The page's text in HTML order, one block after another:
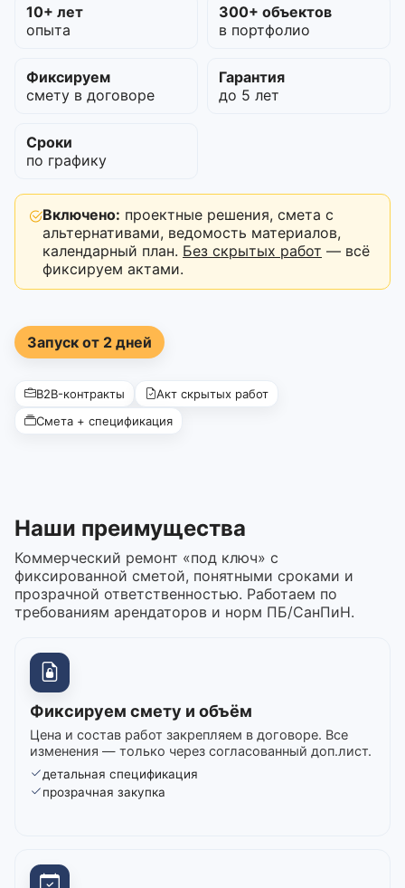
10+ лет
опыта
300+ объектов
в портфолио
Фиксируем
смету в договоре
Гарантия
до 5 лет
Сроки
по графику
Включено: проектные решения, смета с
альтернативами, ведомость материалов,
календарный план. Без скрытых работ — всё
фиксируем актами.
Запуск от 2 дней
B2B-контракты
Акт скрытых работ
Смета + спецификация
Наши преимущества
Коммерческий ремонт «под ключ» с
фиксированной сметой, понятными сроками и
прозрачной ответственностью. Работаем по
требованиям арендаторов и норм ПБ/СанПиН.
Фиксируем смету и объём
Цена и состав работ закрепляем в договоре. Все
изменения — только через согласованный доп.лист.
детальная спецификация
прозрачная закупка